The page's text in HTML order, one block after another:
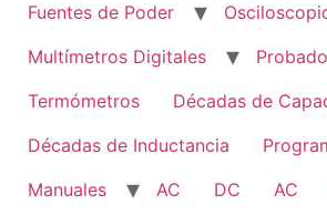
Fuentes de Poder
Multímetros Digitales
Termómetros
Décadas de
Décadas de Inductancia
Manuales
AC DC AC